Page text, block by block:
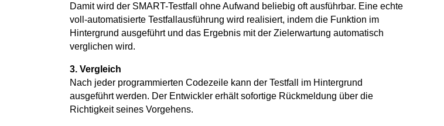
Damit wird der SMART-Testfall ohne Aufwand beliebig oft ausführbar. Eine echte
voll-automatisierte Testfallausführung wird realisiert, indem die Funktion im
Hintergrund ausgeführt und das Ergebnis mit der Zielerwartung automatisch
verglichen wird.
3. Vergleich
Nach jeder programmierten Codezeile kann der Testfall im Hintergrund
ausgeführt werden. Der Entwickler erhält sofortige Rückmeldung über die
Richtigkeit seines Vorgehens.